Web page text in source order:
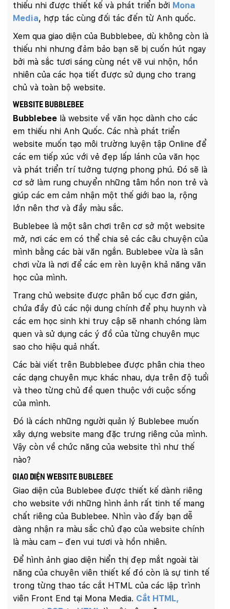
thiếu nhi được thiết kế và phát triển bởi Mona
Media, hợp tác cùng đối tác đến từ Anh quốc.
Xem qua giao diện của Bubblebee, dù không còn là
thiếu nhi nhưng đảm bảo bạn sẽ bị cuốn hút ngay
bởi mà sắc tươi sáng cùng nét vẽ vui nhộn, hồn
nhiên của các họa tiết được sử dụng cho trang
chủ và toàn bộ website.
Website Bubblebee
Bubblebee là website về văn học dành cho các
em thiếu nhi Anh Quốc. Các nhà phát triển
website muốn tạo môi trường luyện tập Online để
các em tiếp xúc với vẻ đẹp lấp lánh của văn học
và phát triển trí tưởng tượng phong phú. Đó sẽ là
cơ sở làm rung chuyển những tâm hồn non trẻ và
giúp các em cảm nhận một thế giới bao la, rộng
lớn nên thơ và đầy màu sắc.
Bublebee là một sân chơi trên cơ sở một website
mở, nơi các em có thể chia sẻ các câu chuyện của
mình bằng các bài văn ngắn. Bublebee vừa là sân
chơi vừa là nơi để các em rèn luyện khả năng văn
học của mình.
Trang chủ website được phân bố cục đơn giản,
chứa đầy đủ các nội dung chính để phụ huynh và
các em học sinh khi truy cập sẽ nhanh chóng làm
quen và sử dụng các ý đồ của từng chuyên mục
sao cho hiệu quả nhất.
Các bài viết trên Bubblebee được phân chia theo
các dạng chuyên mục khác nhau, dựa trên độ tuổi
và theo từng chủ đề quen thuộc với cuộc sống
của mình.
Đó là cách những người quản lý Bublebee muốn
xây dựng website mang đặc trưng riêng của mình.
Vậy còn về chức năng của website thì như thế
nào?
Giao diện website Bublebee
Giao diện của Bublebee được thiết kế dành riêng
cho website với những hình ảnh rất tinh tế mang
chất riêng của Bublebee. Nhìn vào đấy bạn dễ
dàng nhận ra màu sắc chủ đạo của website chính
là màu cam – đen vui tươi và hồn nhiên.
Để hình ảnh giao diện hiển thị đẹp mắt ngoài tài
năng của chuyên viên thiết kế đó còn là sự tinh tế
trong từng thao tác cắt HTML của các lập trình
viên Front End tại Mona Media. Cắt HTML,